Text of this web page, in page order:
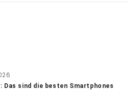
Das sind die besten Smartphones